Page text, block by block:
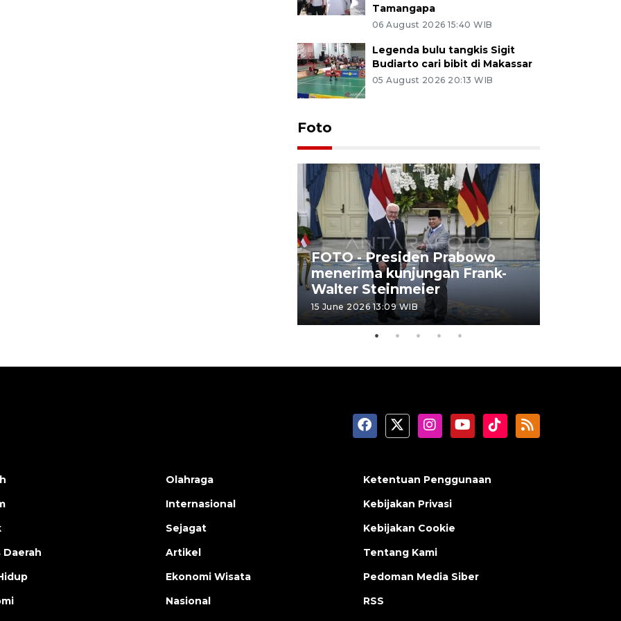
Tamangapa
06 August 2026 15:40 WIB
Legenda bulu tangkis Sigit
Budiarto cari bibit di Makassar
05 August 2026 20:13 WIB
Foto
FOTO - Presiden Prabowo
menerima kunjungan Frank-
Walter Steinmeier
15 June 2026 13:09 WIB
Olahraga
Internasional
Sejagat
Artikel
Ekonomi Wisata
Nasional
Ketentuan Penggunaan
Kebijakan Privasi
Kebijakan Cookie
Tentang Kami
Pedoman Media Siber
RSS